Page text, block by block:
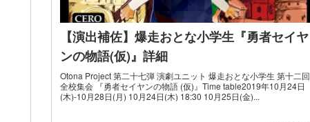
【演出補佐】爆走おとな小学生『勇者セイヤ
ンの物語(仮)』詳細
Otona Project 第二十七弾 演劇ユニット 爆走おとな小学生 第十二回
全校集会 『勇者セイヤンの物語 (仮)』Time table2019年10月24日
(木)-10月28日(月) 10月24日(木) 18:30 10月25日(金)...